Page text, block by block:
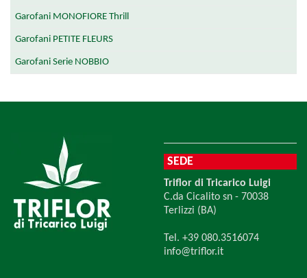
Garofani MONOFIORE Thrill
Garofani PETITE FLEURS
Garofani Serie NOBBIO
SEDE
Triflor di Tricarico Luigi
C.da Cicalito sn - 70038
Terlizzi (BA)
Tel. +39 080.3516074
info@triflor.it